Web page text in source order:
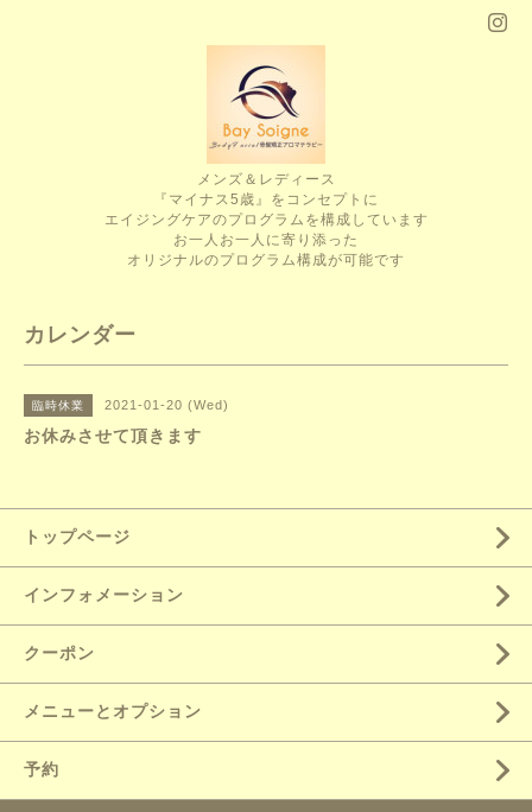
メンズ＆レディース
『マイナス5歳』をコンセプトに
エイジングケアのプログラムを構成しています
お一人お一人に寄り添った
オリジナルのプログラム構成が可能です
カレンダー
臨時休業 2021-01-20 (Wed)
お休みさせて頂きます
トップページ
インフォメーション
クーポン
メニューとオプション
予約